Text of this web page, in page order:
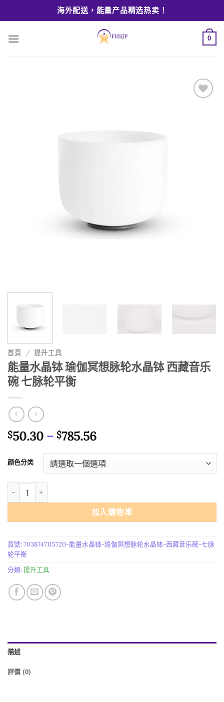
海外配送，能量产品精选热卖！
0
首頁 / 提升工具
能量水晶钵 瑜伽冥想脉轮水晶钵 西藏音乐
碗 七脉轮平衡
$50.30 – $785.56價
範
圍：
$785.56
颜色分类
能量水晶钵 瑜伽冥想脉轮水晶钵 西藏音乐碗 七脉轮平衡 數量
加入購物車
貨號:7038747115720-能量水晶钵-瑜伽冥想脉轮水晶钵-西藏音乐碗-七脉
轮平衡
分類:提升工具
描述
評價 (0)